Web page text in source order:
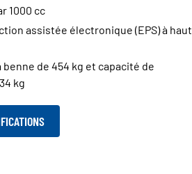
1000 cc
assistée électronique (EPS) à haut
benne de 454 kg et capacité de
kg